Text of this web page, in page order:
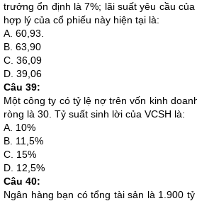
trưởng ổn định là 7%; lãi suất yêu cầu
hợp lý của cổ phiếu này hiện tại là:
A. 60,93.
B. 63,90
C. 36,09
D. 39,06
Câu 39:
Một công ty có tỷ lệ nợ trên vốn kinh
ròng là 30. Tỷ suất sinh lời của VCSH là:
A. 10%
B. 11,5%
C. 15%
D. 12,5%
Câu 40:
Ngân hàng bạn có tổng tài sản là 1.900